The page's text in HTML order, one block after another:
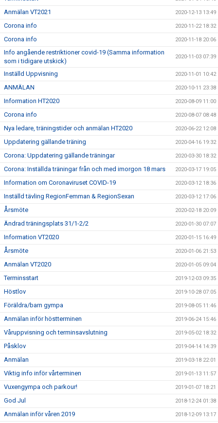
Anmälan VT2021 2020-12-13 13:49
Corona info 2020-11-22 18:32
Corona info 2020-11-18 20:06
Info angående restriktioner covid-19 (Samma information
som i tidigare utskick)
2020-11-03 07:39
Inställd Uppvisning 2020-11-01 10:42
ANMÄLAN 2020-10-11 23:38
Information HT2020 2020-08-09 11:00
Corona info 2020-08-07 08:48
Nya ledare, träningstider och anmälan HT2020 2020-06-22 12:08
Uppdatering gällande träning 2020-04-16 19:32
Corona: Uppdatering gällande träningar 2020-03-30 18:32
Corona: Inställda träningar från och med imorgon 18 mars 2020-03-17 19:05
Information om Coronaviruset COVID-19 2020-03-12 18:36
Inställd tävling RegionFemman & RegionSexan 2020-03-12 17:06
Årsmöte 2020-02-18 20:09
Ändrad träningsplats 31/1-2/2 2020-01-30 07:07
Information VT2020 2020-01-15 16:49
Årsmöte 2020-01-06 21:53
Anmälan VT2020 2020-01-05 09:04
Terminsstart 2019-12-03 09:35
Höstlov 2019-10-28 07:05
Föräldra/barn gympa 2019-08-05 11:46
Anmälan inför höstterminen 2019-06-24 15:46
Våruppvisning och terminsavslutning 2019-05-02 18:32
Påsklov 2019-04-14 14:39
Anmälan 2019-03-18 22:01
Viktig info inför vårterminen 2019-01-13 11:57
Vuxengympa och parkour! 2019-01-07 18:21
God Jul 2018-12-24 01:38
Anmälan inför våren 2019 2018-12-09 13:17